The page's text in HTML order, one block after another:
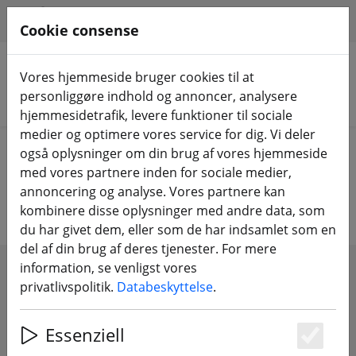
Søg efter produkter
Home Propel over 6 tommer propel
over 6 tommer propel
SHOW FILTERS
Cookie consense
Vores hjemmeside bruger cookies til at
personliggøre indhold og annoncer, analysere
hjemmesidetrafik, levere funktioner til sociale
medier og optimere vores service for dig. Vi deler
også oplysninger om din brug af vores hjemmeside
med vores partnere inden for sociale medier,
annoncering og analyse. Vores partnere kan
kombinere disse oplysninger med andre data, som
du har givet dem, eller som de har indsamlet som en
del af din brug af deres tjenester. For mere
information, se venligst vores
privatlivspolitik. Databeskyttelse.
Essenziell